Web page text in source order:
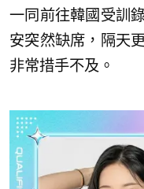
一同前往韓國受訓
安突然缺席，隔天
非常措手不及。